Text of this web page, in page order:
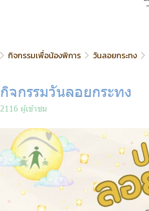
กิจกรรมเพื่อน้องพิการ วันลอยกระทง
กิจกรรมวันลอยกระทง
2116 ผู้เข้าชม